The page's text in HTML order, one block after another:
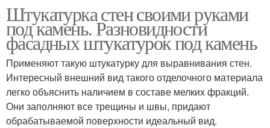
Штукатурка стен своими руками
под камень. Разновидности
фасадных штукатурок под камень
Применяют такую штукатурку для выравнивания стен.
Интересный внешний вид такого отделочного материала
легко объяснить наличием в составе мелких фракций.
Они заполняют все трещины и швы, придают
обрабатываемой поверхности идеальный вид.